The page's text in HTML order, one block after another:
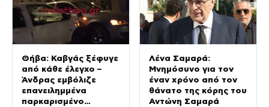
Θήβα: Καβγάς ξέφυγε
από κάθε έλεγχο –
Άνδρας εμβόλιζε
επανειλημμένα
παρκαρισμένο
Λένα Σαμαρά:
Μνημόσυνο για τον
έναν χρόνο από τον
θάνατο της κόρης του
Αντώνη Σαμαρά